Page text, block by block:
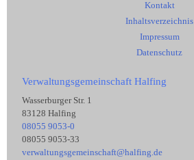
Kontakt
Inhaltsverzeichnis
Impressum
Datenschutz
Verwaltungsgemeinschaft Halfing
Wasserburger Str. 1
83128 Halfing
08055 9053-0
08055 9053-33
verwaltungsgemeinschaft@halfing.de